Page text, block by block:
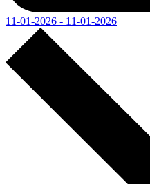
11-01-2026 - 11-01-2026